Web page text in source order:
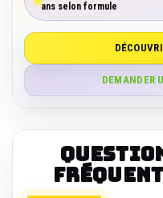
ans selon formule
DEMANDER